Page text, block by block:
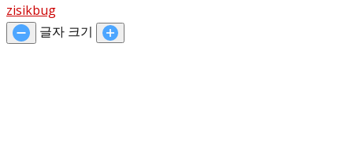
zisikbug
글자 크기